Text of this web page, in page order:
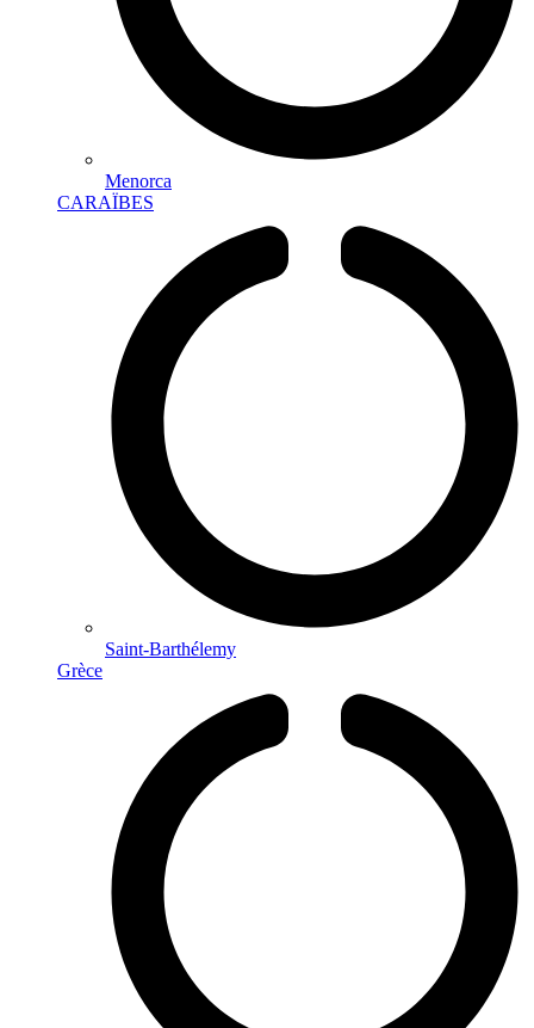
Menorca
CARAÏBES
Saint-Barthélemy
Grèce